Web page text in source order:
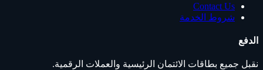
Contact Us
شروط الخدمة
الدفع
نقبل جميع بطاقات الائتمان الرئيسية والعملات الرقمية.